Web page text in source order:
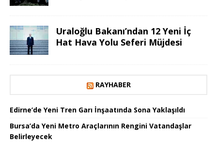
Uraloğlu Bakanı’ndan 12 Yeni İç
Hat Hava Yolu Seferi Müjdesi
RAYHABER
Edirne’de Yeni Tren Garı İnşaatında Sona Yaklaşıldı
Bursa’da Yeni Metro Araçlarının Rengini Vatandaşlar
Belirleyecek